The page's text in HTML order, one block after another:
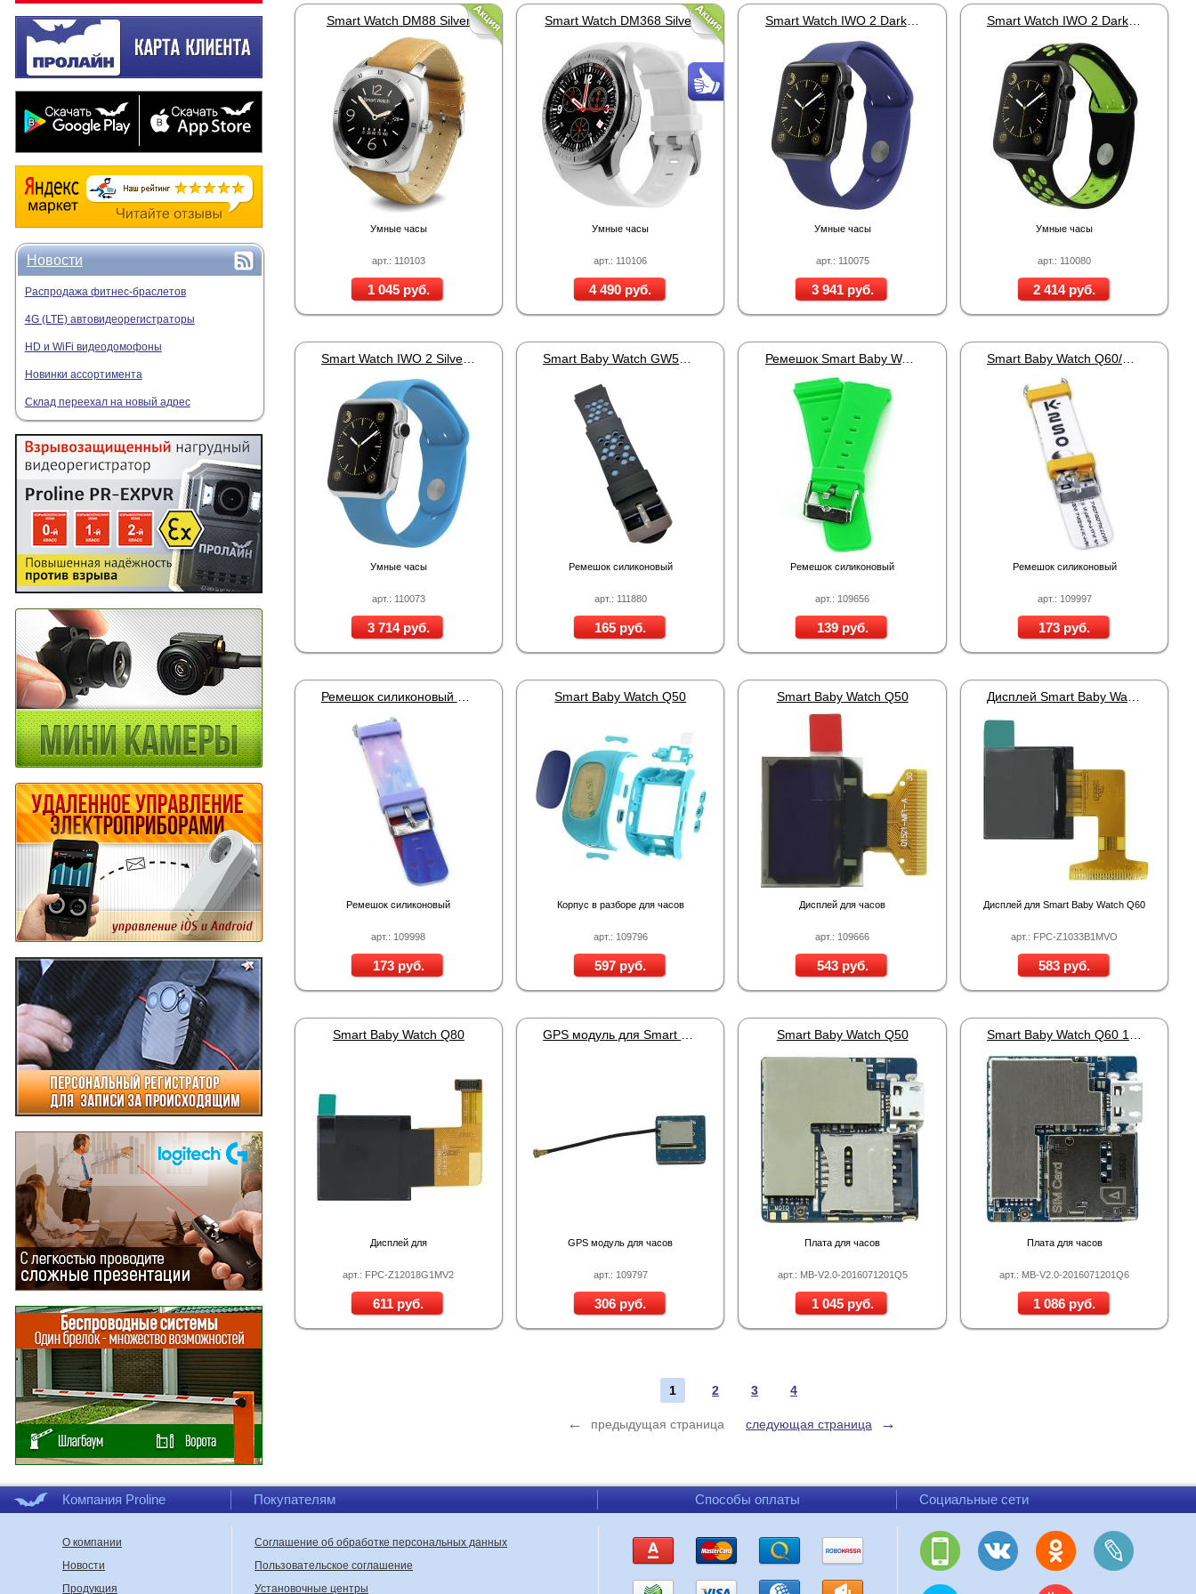
Новости
Распродажа фитнес-браслетов
4G (LTE) автовидеорегистраторы
HD и WiFi видеодомофоны
Новинки ассортимента
Склад переехал на новый адрес
арт.: 110103
Smart Watch DM88 Silver
Умные часы
1 045 руб.
арт.: 110106
Smart Watch DM368 Silver
Умные часы
4 490 руб.
арт.: 110075
Smart Watch IWO 2 Dark Midnight
Умные часы
3 941 руб.
арт.: 110080
Smart Watch IWO 2 Dark Sport S10
Умные часы
2 414 руб.
арт.: 110073
Smart Watch IWO 2 Silver Aqua
Умные часы
3 714 руб.
арт.: 111880
Ремешок силиконовый
165 руб.
арт.: 109656
Ремешок Smart Baby Watch Q50 Green
Ремешок силиконовый
139 руб.
арт.: 109997
Smart Baby Watch Q60/Q80 Star Wars K-2SO
Ремешок силиконовый
173 руб.
арт.: 109998
Ремешок силиконовый
173 руб.
арт.: 109796
Smart Baby Watch Q50
Корпус в разборе для часов
597 руб.
арт.: 109666
Smart Baby Watch Q50
Дисплей для часов
543 руб.
арт.: FPC-Z1033B1MVO
Дисплей для Smart Baby Watch Q60
583 руб.
арт.: FPC-Z12018G1MV2
Smart Baby Watch Q80
Дисплей для
611 руб.
арт.: 109797
GPS модуль для часов
306 руб.
арт.: MB-V2.0-2016071201Q5
Smart Baby Watch Q50
Плата для часов
1 045 руб.
арт.: MB-V2.0-2016071201Q6
Плата для часов
1 086 руб.
1 2 3 4
← предыдущая страница следующая страница →
Компания Proline Покупателям Способы оплаты Социальные сети
О компании
Новости
Продукция
Соглашение об обработке персональных данных
Пользовательское соглашение
Установочные центры